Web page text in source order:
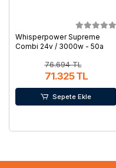
Whisperpower Supreme
Combi 24v / 3000w - 50a
76.694 TL
71.325 TL
Sepete Ekle